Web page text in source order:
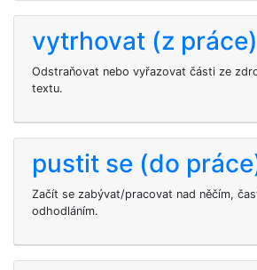
vytrhovat (z práce)
Odstraňovat nebo vyřazovat části ze
textu.
pustit se (do
Začít se zabývat/pracovat nad něčím,
odhodláním.